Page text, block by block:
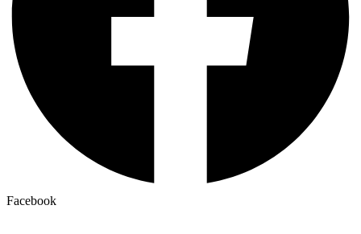
Facebook